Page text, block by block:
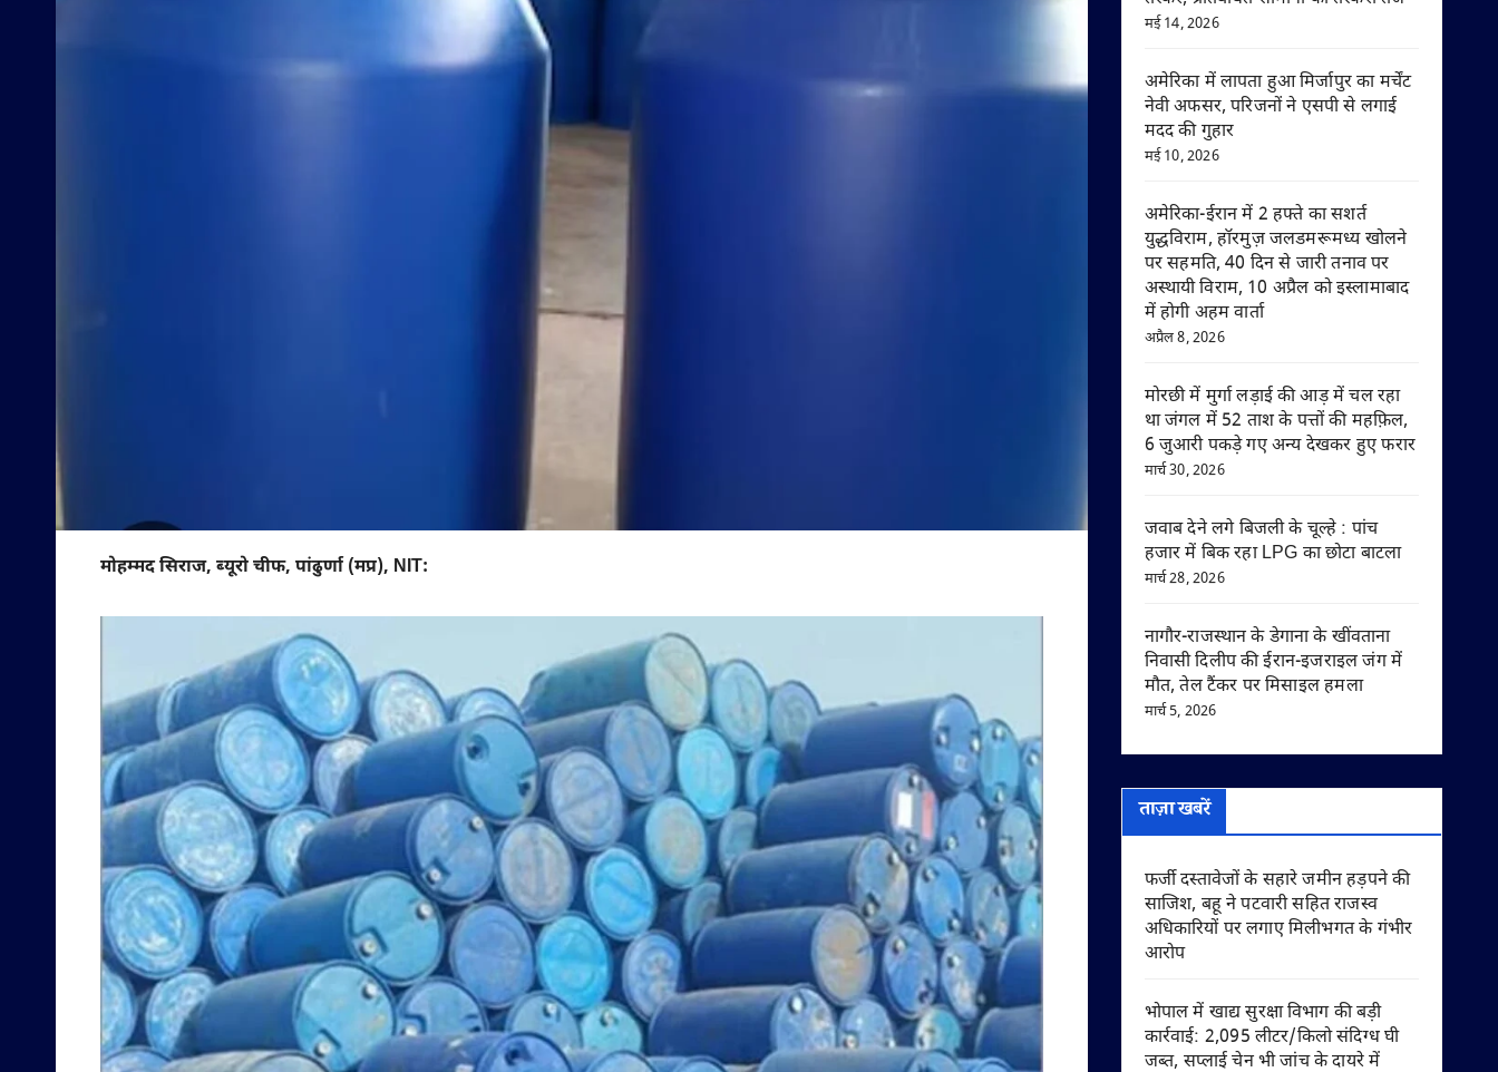
मोहम्मद सिराज, ब्यूरो चीफ, पांढुर्णा (मप्र), NIT:
मई 14, 2026
अमेरिका में लापता हुआ मिर्जापुर का मर्चेंट
नेवी अफसर, परिजनों ने एसपी से लगाई
मदद की गुहार
मई 10, 2026
अमेरिका-ईरान में 2 हफ्ते का सशर्त
युद्धविराम, हॉरमुज़ जलडमरूमध्य खोलने
पर सहमति, 40 दिन से जारी तनाव पर
अस्थायी विराम, 10 अप्रैल को इस्लामाबाद
में होगी अहम वार्ता
अप्रैल 8, 2026
मोरछी में मुर्गा लड़ाई की आड़ में चल रहा
था जंगल में 52 ताश के पत्तों की महफ़िल,
6 जुआरी पकड़े गए अन्य देखकर हुए फरार
मार्च 30, 2026
जवाब देने लगे बिजली के चूल्हे : पांच
हजार में बिक रहा LPG का छोटा बाटला
मार्च 28, 2026
नागौर-राजस्थान के डेगाना के खींवताना
निवासी दिलीप की ईरान-इजराइल जंग में
मौत, तेल टैंकर पर मिसाइल हमला
मार्च 5, 2026
ताज़ा खबरें
फर्जी दस्तावेजों के सहारे जमीन हड़पने की
साजिश, बहू ने पटवारी सहित राजस्व
अधिकारियों पर लगाए मिलीभगत के गंभीर
आरोप
भोपाल में खाद्य सुरक्षा विभाग की बड़ी
कार्रवाई: 2,095 लीटर/किलो संदिग्ध घी
जब्त, सप्लाई चेन भी जांच के दायरे में